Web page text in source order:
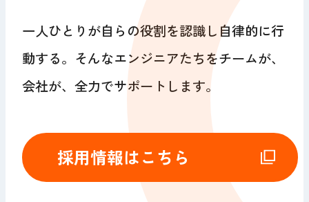
一人ひとりが自らの役割を認識し自律的に行
動する。 そんなエンジニアたちをチームが、
会社が、全力でサポートします。
採用情報はこちら